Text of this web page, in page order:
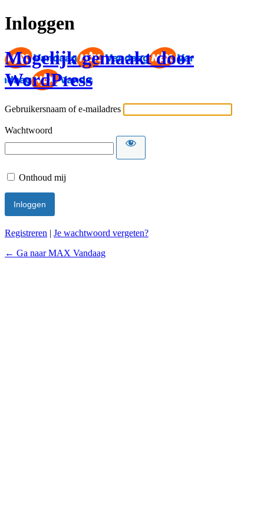
Inloggen
Mogelijk gemaakt door
WordPress
Gebruikersnaam of e-mailadres
Wachtwoord
Onthoud mij
Registreren | Je wachtwoord vergeten?
← Ga naar MAX Vandaag